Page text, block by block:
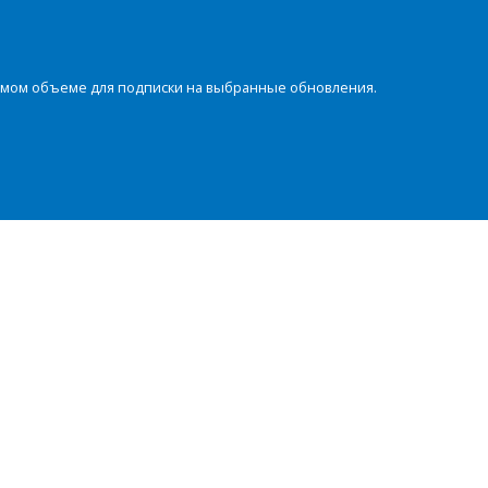
объеме для подписки на выбранные обновления.